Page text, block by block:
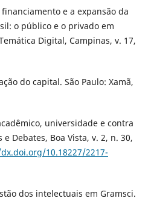
financiamento e a expansão da
o público e o privado em
Digital, Campinas, v. 17,
do capital. São Paulo: Xamã,
universidade e contra
Debates, Boa Vista, v. 2, n. 30,
10.18227/2217-
dos intelectuais em Gramsci.